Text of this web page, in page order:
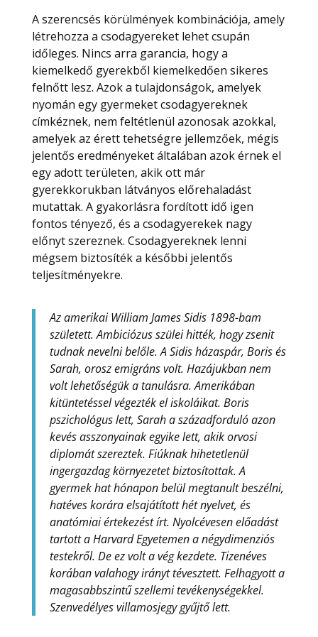
A szerencsés körülmények kombinációja, amely
létrehozza a csodagyereket lehet csupán
időleges. Nincs arra garancia, hogy a
kiemelkedő gyerekből kiemelkedően sikeres
felnőtt lesz. Azok a tulajdonságok, amelyek
nyomán egy gyermeket csodagyereknek
címkéznek, nem feltétlenül azonosak azokkal,
amelyek az érett tehetségre jellemzőek, mégis
jelentős eredményeket általában azok érnek el
egy adott területen, akik ott már
gyerekkorukban látványos előrehaladást
mutattak. A gyakorlásra fordított idő igen
fontos tényező, és a csodagyerekek nagy
előnyt szereznek. Csodagyereknek lenni
mégsem biztosíték a későbbi jelentős
teljesítményekre.
Az amerikai William James Sidis 1898-bam
született. Ambiciózus szülei hitték, hogy zsenit
tudnak nevelni belőle. A Sidis házaspár, Boris és
Sarah, orosz emigráns volt. Hazájukban nem
volt lehetőségük a tanulásra. Amerikában
kitüntetéssel végezték el iskoláikat. Boris
pszichológus lett, Sarah a századforduló azon
kevés asszonyainak egyike lett, akik orvosi
diplomát szereztek. Fiúknak hihetetlenül
ingergazdag környezetet biztosítottak. A
gyermek hat hónapon belül megtanult beszélni,
hatéves korára elsajátított hét nyelvet, és
anatómiai értekezést írt. Nyolcévesen előadást
tartott a Harvard Egyetemen a négydimenziós
testekről. De ez volt a vég kezdete. Tizenéves
korában valahogy irányt tévesztett. Felhagyott a
magasabbszintű szellemi tevékenységekkel.
Szenvedélyes villamosjegy gyűjtő lett.